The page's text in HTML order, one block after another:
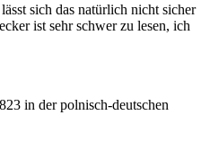
sich das natürlich nicht sicher
ist sehr schwer zu lesen, ich
in der polnisch-deutschen